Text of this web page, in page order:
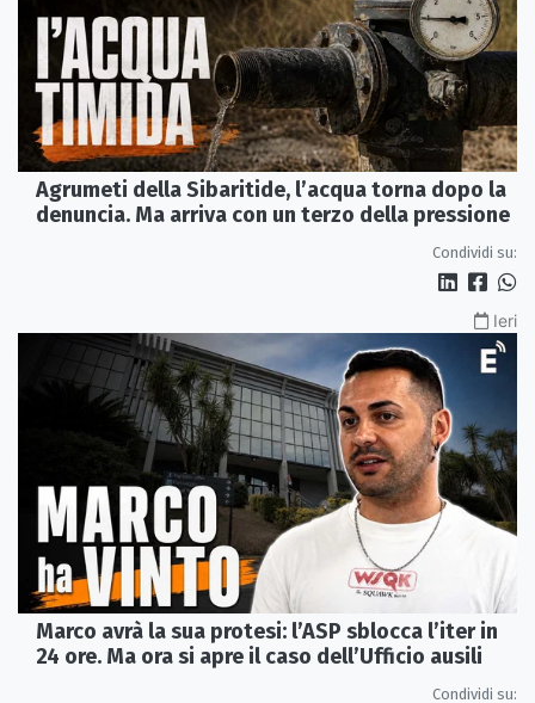
Agrumeti della Sibaritide, l’acqua torna dopo la
denuncia. Ma arriva con un terzo della pressione
Condividi su:
Ieri
Marco avrà la sua protesi: l’ASP sblocca l’iter in
24 ore. Ma ora si apre il caso dell’Ufficio ausili
Condividi su: